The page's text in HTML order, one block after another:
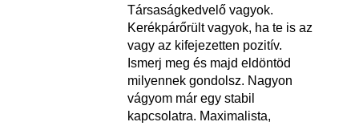
Társaságkedvelő vagyok.
Kerékpárőrült vagyok, ha te is az
vagy az kifejezetten pozitív.
Ismerj meg és majd eldöntöd
milyennek gondolsz. Nagyon
vágyom már egy stabil
kapcsolatra. Maximalista,